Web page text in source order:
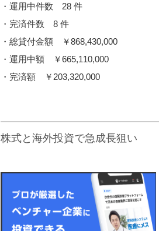
・運用中件数 28 件
・完済件数 8 件
・総貸付金額 ￥868,430,000
・運用中額 ￥665,110,000
・完済額 ￥203,320,000
株式と海外投資で急成長狙い